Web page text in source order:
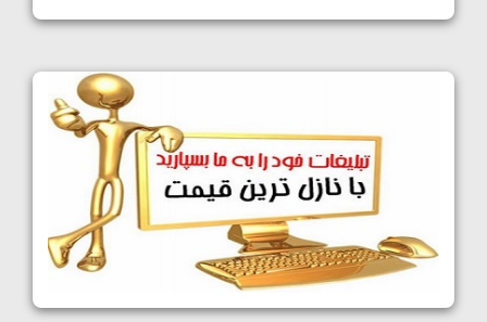
1405/05/11
کشتی آزاد نوجوانان جهان؛ رقبای نمایندگان
ایران مشخص شدند
1405/05/08
کشتی فرنگی نوجوانان جهان؛ سکوی تیمی
سوم برای ایران
1405/05/07